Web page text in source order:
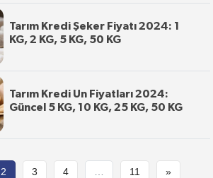
Tarım Kredi Şeker Fiyatı 2024: 1
KG, 2 KG, 5 KG, 50 KG
Tarım Kredi Un Fiyatları 2024:
Güncel 5 KG, 10 KG, 25 KG, 50 KG
2 3 4 11 »